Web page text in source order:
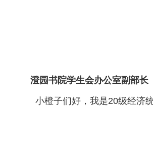
澄园书院学生会办公室副部长
小橙子们好，我是20级经济